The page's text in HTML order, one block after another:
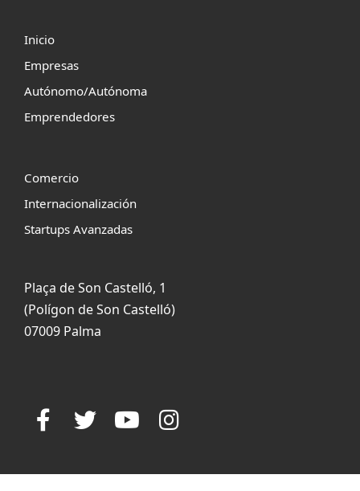
Inicio
Empresas
Autónomo/Autónoma
Emprendedores
Comercio
Internacionalización
Startups Avanzadas
Plaça de Son Castelló, 1
(Polígon de Son Castelló)
07009 Palma